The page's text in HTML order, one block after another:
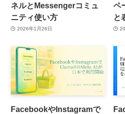
ネルとMessengerコミュ
ニティ使い方
2026年1月26日
ペ
と
FacebookやInstagramで